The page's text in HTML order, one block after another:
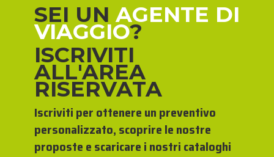
SEI UN AGENTE DI
VIAGGIO?
ISCRIVITI
ALL'AREA
RISERVATA
Iscriviti per ottenere un preventivo
personalizzato, scoprire le nostre
proposte e scaricare i nostri cataloghi